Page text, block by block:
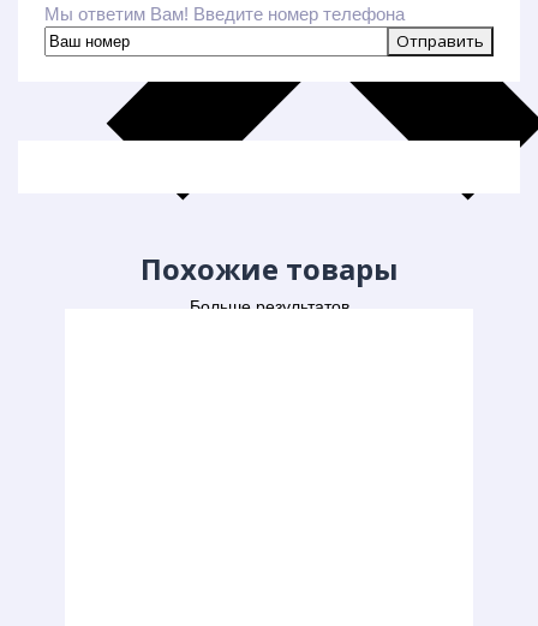
Больше результатов
Мы ответим Вам! Введите номер телефона
Похожие товары